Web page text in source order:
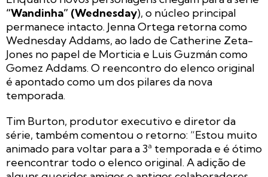
“Wandinha” (Wednesday), o núcleo principal
permanece intacto. Jenna Ortega retorna como
Wednesday Addams, ao lado de Catherine Zeta-
Jones no papel de Morticia e Luis Guzmán como
Gomez Addams. O reencontro do elenco original
é apontado como um dos pilares da nova
temporada.
Tim Burton, produtor executivo e diretor da
série, também comentou o retorno: “Estou muito
animado para voltar para a 3ª temporada e é ótimo
reencontrar todo o elenco original. A adição de